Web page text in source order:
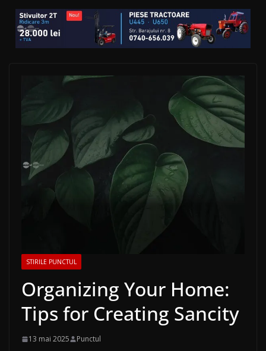
STIRILE PUNCTUL
Organizing Your Home:
Tips for Creating Sancity
13 mai 2025 Punctul